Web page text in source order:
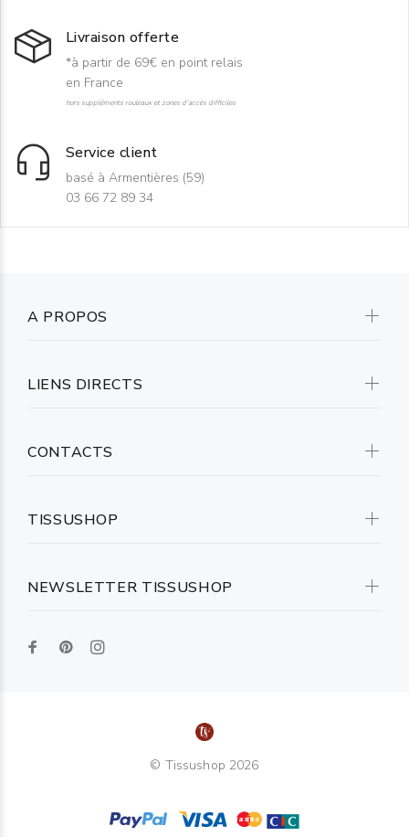
Livraison offerte
*à partir de 69€ en point relais
en France
hors suppléments rouleaux et zones d'accès difficiles
Service client
basé à Armentières (59)
03 66 72 89 34
NEWSLETTER TISSUSHOP
A PROPOS
LIENS DIRECTS
CONTACTS
TISSUSHOP
© Tissushop 2026